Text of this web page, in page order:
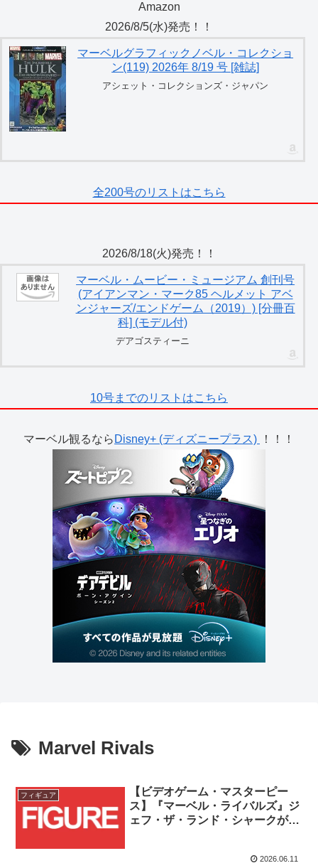
Amazon
2026/8/5(水)発売！！
マーベルグラフィックノベル・コレクショ
ン(119) 2026年 8/19 号 [雑誌]
アシェット・コレクションズ・ジャパン
全200号のリストはこちら
2026/8/18(火)発売！！
マーベル・ムービー・ミュージアム 創刊号
(アイアンマン・マーク85 ヘルメット アベ
ンジャーズ/エンドゲーム（2019）) [分冊百
科] (モデル付)
デアゴスティーニ
10号までのリストはこちら
マーベル観るなら Disney+ (ディズニープラス) ！！！
Marvel Rivals
フィギュア
【ビデオゲーム・マスターピー
ス】『マーベル・ライバルズ』ジ
ェフ・ザ・ランド・シャークが登
2026.06.11